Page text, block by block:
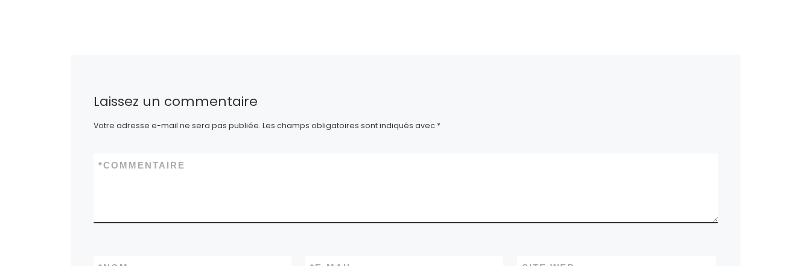
Laissez un commentaire
Votre adresse e-mail ne sera pas publiée. Les champs obligatoires sont indiqués avec *
COMMENTAIRE
*